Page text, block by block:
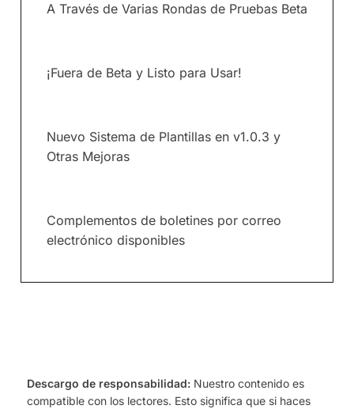
A Través de Varias Rondas de Pruebas Beta
¡Fuera de Beta y Listo para Usar!
Nuevo Sistema de Plantillas en v1.0.3 y
Otras Mejoras
Complementos de boletines por correo
electrónico disponibles
Descargo de responsabilidad: Nuestro contenido es
compatible con los lectores. Esto significa que si haces